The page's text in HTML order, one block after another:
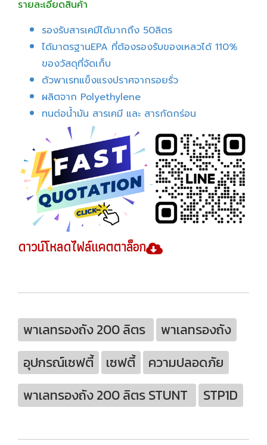
รายละเอียดสินค้า
รองรับสารเคมีได้มากถึง 50ลิตร
ได้มาตรฐานEPA ที่ต้องรองรับของเหลวได้ 110%
ของวัสดุที่จัดเก็บ
ตัวพาเรทแข็งแรงปราศจากรอยรั่ว
ผลิตจาก Polyethylene
ทนต่อน้ำมัน สารเคมี และ สารกัดกร่อน
ดาวน์โหลดไฟล์แคตตาล็อก
พาเลทรองถัง 200 ลิตร
พาเลทรองถัง
อุปกรณ์เซฟตี้
เซฟตี้
ความปลอดภัย
พาเลทรองถัง 200 ลิตร STUNT
STP1D